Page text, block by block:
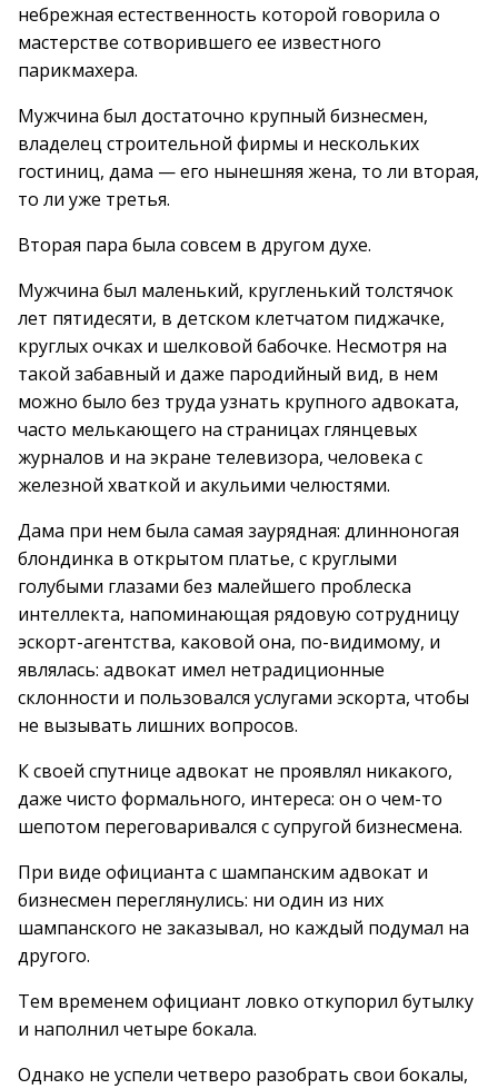
небрежная естественность которой говорила о
мастерстве сотворившего ее известного
парикмахера.
Мужчина был достаточно крупный бизнесмен,
владелец строительной фирмы и нескольких
гостиниц, дама — его нынешняя жена, то ли вторая,
то ли уже третья.
Вторая пара была совсем в другом духе.
Мужчина был маленький, кругленький толстячок
лет пятидесяти, в детском клетчатом пиджачке,
круглых очках и шелковой бабочке. Несмотря на
такой забавный и даже пародийный вид, в нем
можно было без труда узнать крупного адвоката,
часто мелькающего на страницах глянцевых
журналов и на экране телевизора, человека с
железной хваткой и акульими челюстями.
Дама при нем была самая заурядная: длинноногая
блондинка в открытом платье, с круглыми
голубыми глазами без малейшего проблеска
интеллекта, напоминающая рядовую сотрудницу
эскорт-агентства, каковой она, по-видимому, и
являлась: адвокат имел нетрадиционные
склонности и пользовался услугами эскорта, чтобы
не вызывать лишних вопросов.
К своей спутнице адвокат не проявлял никакого,
даже чисто формального, интереса: он о чем-то
шепотом переговаривался с супругой бизнесмена.
При виде официанта с шампанским адвокат и
бизнесмен переглянулись: ни один из них
шампанского не заказывал, но каждый подумал на
другого.
Тем временем официант ловко откупорил бутылку
и наполнил четыре бокала.
Однако не успели четверо разобрать свои бокалы,